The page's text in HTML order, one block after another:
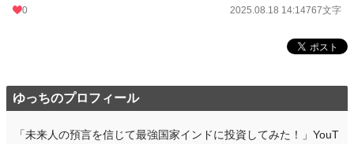
0 2025.08.18 14:14767文字
ゆっちのプロフィール
「未来人の預言を信じて最強国家インドに投資してみた！」YouT